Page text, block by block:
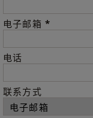
电子邮箱 *
电话
联系方式